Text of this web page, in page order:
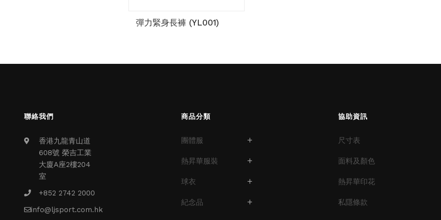
彈力緊身長褲 (YL001)
聯絡我們
香港九龍青山道
608號 榮吉工業
大廈A座2樓204
室
+852 2742 2000
info@ljsport.com.hk
商品分類
團體服
熱昇華服裝
球衣
紀念品
協助資訊
尺寸表
面料及顏色
熱昇華印花
私隱條款